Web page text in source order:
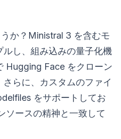
か？Ministral 3 を含むモ
し、組み込みの量子化機
Hugging Face をクローン
らに、カスタムのファイ
をサポートしてお
ソースの精神と一致して